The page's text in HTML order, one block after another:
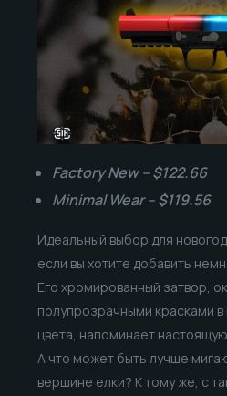
Factory New – $122.66
Minimal Wear – $119.56
Идеальный выбор для
если вы хотите добавить
Его хромированный затвор,
полупрозрачными красками
цвета, напоминает
А что может быть лучше
вершине елки? К тому же, с